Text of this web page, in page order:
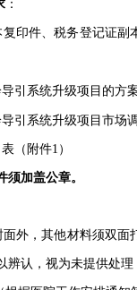
：
复印件、税务登记证
引系统升级项目 的方
引系统升级项目市场
（附件1）
须加盖公章。
外，其他材料须双
辨认，视为未提供处